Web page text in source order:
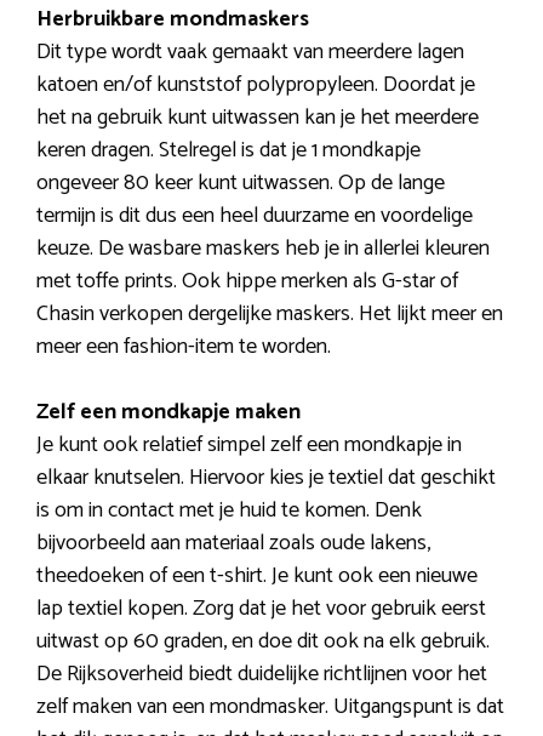
Herbruikbare mondmaskers
Dit type wordt vaak gemaakt van meerdere lagen
katoen en/of kunststof polypropyleen. Doordat je
het na gebruik kunt uitwassen kan je het meerdere
keren dragen. Stelregel is dat je 1 mondkapje
ongeveer 80 keer kunt uitwassen. Op de lange
termijn is dit dus een heel duurzame en voordelige
keuze. De wasbare maskers heb je in allerlei kleuren
met toffe prints. Ook hippe merken als G-star of
Chasin verkopen dergelijke maskers. Het lijkt meer en
meer een fashion-item te worden.
Zelf een mondkapje maken
Je kunt ook relatief simpel zelf een mondkapje in
elkaar knutselen. Hiervoor kies je textiel dat geschikt
is om in contact met je huid te komen. Denk
bijvoorbeeld aan materiaal zoals oude lakens,
theedoeken of een t-shirt. Je kunt ook een nieuwe
lap textiel kopen. Zorg dat je het voor gebruik eerst
uitwast op 60 graden, en doe dit ook na elk gebruik.
De Rijksoverheid biedt duidelijke richtlijnen voor het
zelf maken van een mondmasker. Uitgangspunt is dat